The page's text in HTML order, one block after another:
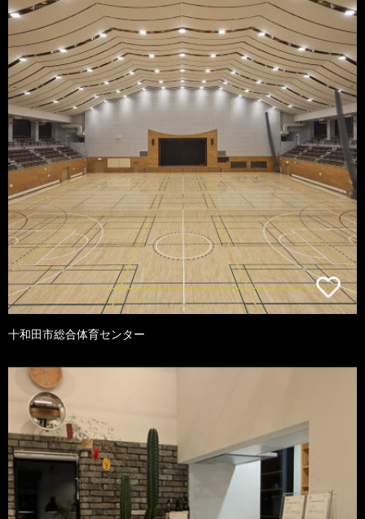
十和田市総合体育センター